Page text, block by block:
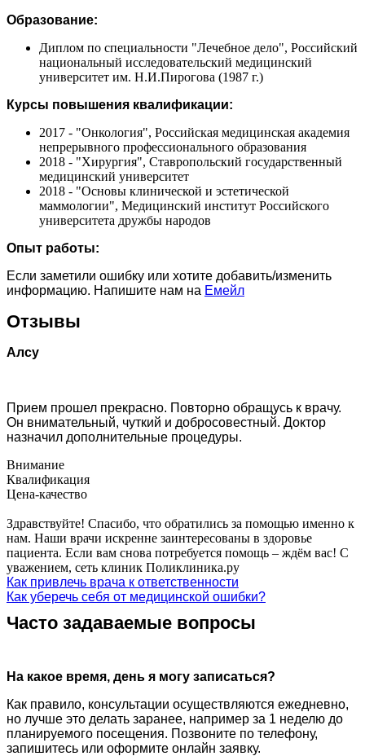
Образование:
Диплом по специальности "Лечебное дело", Российский
национальный исследовательский медицинский
университет им. Н.И.Пирогова (1987 г.)
Курсы повышения квалификации:
2017 - "Онкология", Российская медицинская академия
непрерывного профессионального образования
2018 - "Хирургия", Ставропольский государственный
медицинский университет
2018 - "Основы клинической и эстетической
маммологии", Медицинский институт Российского
университета дружбы народов
Опыт работы:
Если заметили ошибку или хотите добавить/изменить
информацию. Напишите нам на Емейл
Отзывы
Алсу
Прием прошел прекрасно. Повторно обращусь к врачу.
Он внимательный, чуткий и добросовестный. Доктор
назначил дополнительные процедуры.
Внимание
Квалификация
Цена-качество
Здравствуйте! Спасибо, что обратились за помощью именно к
нам. Наши врачи искренне заинтересованы в здоровье
пациента. Если вам снова потребуется помощь – ждём вас! С
уважением, сеть клиник Поликлиника.ру
Как привлечь врача к ответственности
Как уберечь себя от медицинской ошибки?
Часто задаваемые вопросы
На какое время, день я могу записаться?
Как правило, консультации осуществляются ежедневно,
но лучше это делать заранее, например за 1 неделю до
планируемого посещения. Позвоните по телефону,
запишитесь или оформите онлайн заявку.